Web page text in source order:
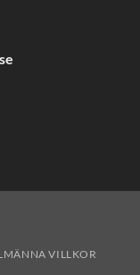
VILLKOR